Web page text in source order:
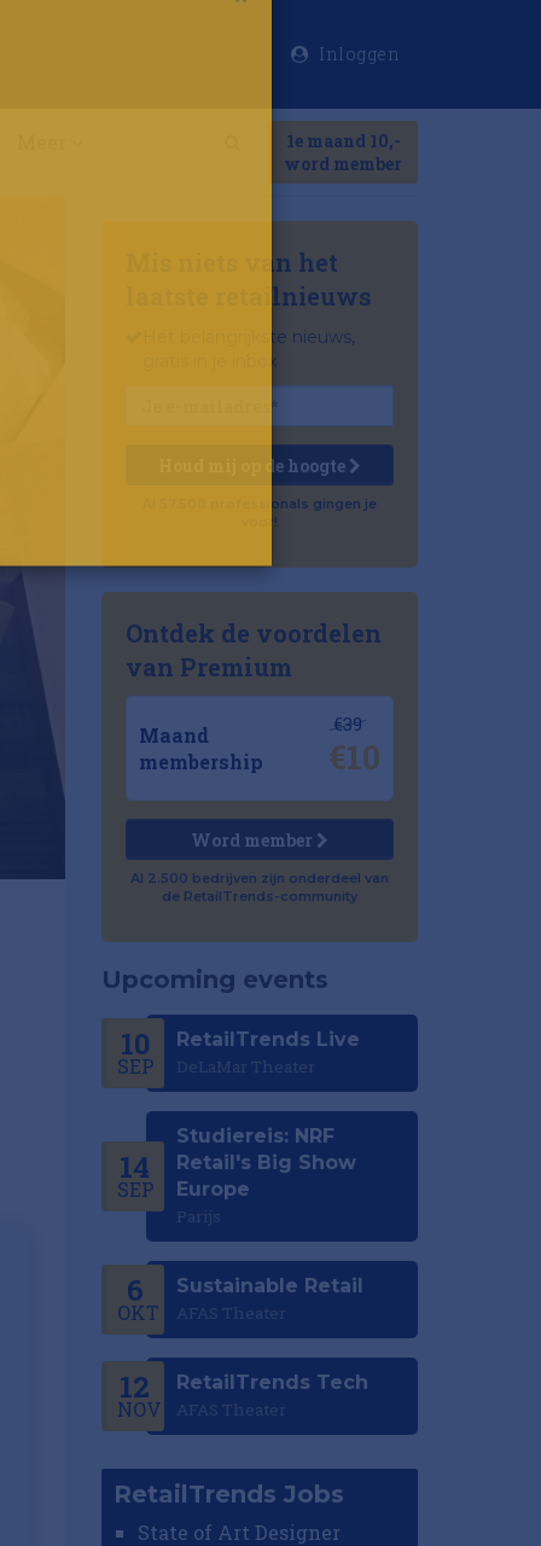
Inloggen
1e maand 10,-
word member
Mis niets van het
laatste retailnieuws
Het belangrijkste nieuws,
gratis in je inbox
Houd mij op de hoogte
Al 57.500 professionals gingen je
voor!
Ontdek de voordelen
van Premium
Maand
membership
€39
€10
Word member
Al 2.500 bedrijven zijn onderdeel van
de RetailTrends-community
Upcoming events
10
SEP
RetailTrends Live
DeLaMar Theater
14
SEP
Studiereis: NRF
Retail's Big Show
Europe
Parijs
6
OKT
Sustainable Retail
AFAS Theater
12
NOV
RetailTrends Tech
AFAS Theater
RetailTrends Jobs
State of Art Designer